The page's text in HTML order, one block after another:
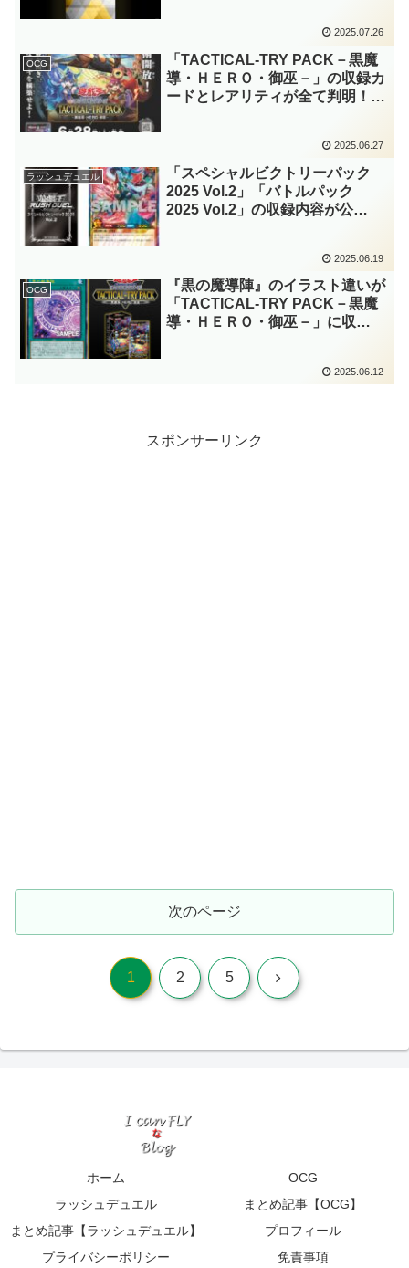
だ、それ以上に攻撃力の高さに驚
きですね！？【遊戯王ラッシュデ
ュエル】
2025.07.26
OCG
「TACTICAL-TRY PACK－黒魔
導・ＨＥＲＯ・御巫－」の収録カ
ードとレアリティが全て判明！！
ードはもちろん、新規イラストも
魅力的ですね～。【遊戯王
OCG】
2025.06.27
ラッシュデュエル
「スペシャルビクトリーパック
2025 Vol.2」「バトルパック
2025 Vol.2」の収録内容が公
イラスト違いが収録！！【遊戯王
ラッシュデュエル】
2025.06.19
OCG
『黒の魔導陣』のイラスト違いが
「TACTICAL-TRY PACK－黒魔
導・ＨＥＲＯ・御巫－」に収
ク・マジシャン』の攻撃シーンが
2025.06.12
スポンサーリンク
次のページ
1 2 5 次
ホーム
OCG
ラッシュデュエル
まとめ記事【OCG】
まとめ記事【ラッシュデュエル】
プロフィール
プライバシーポリシー
免責事項